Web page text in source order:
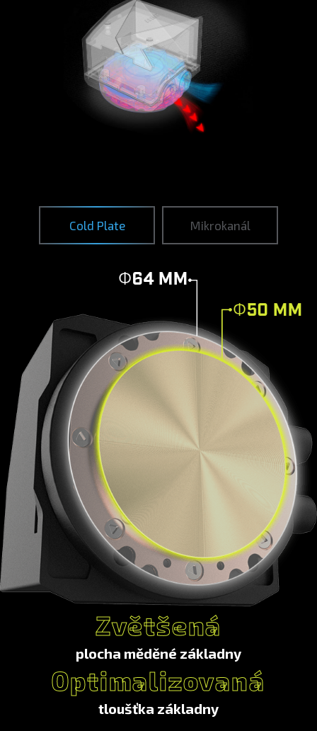
Cold Plate Mikrokanál
Zvětšená
plocha měděné základny
Optimalizovaná
tloušťka základny
Vyrobeno pomocí velmi přesné automatizace
mikroobrábění zkosené lamely (0,1 mm) umožňuje více
mikrokanálků.